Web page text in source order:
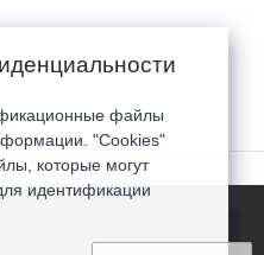
файлы
"Cookies"
которые могут
идентификации